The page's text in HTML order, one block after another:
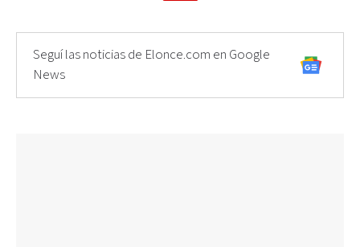
Seguí las noticias de Elonce.com en Google
News